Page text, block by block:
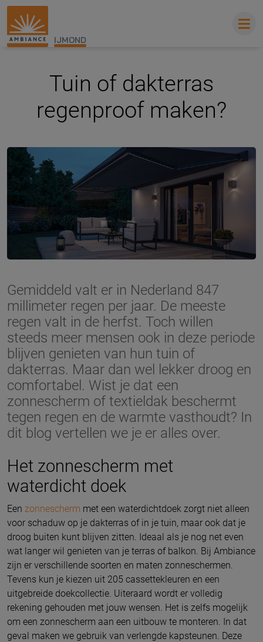
IJMOND
Tuin of dakterras
regenproof maken?
Gemiddeld valt er in Nederland 847
millimeter regen per jaar. De meeste
regen valt in de herfst. Toch willen
steeds meer mensen ook in deze periode
blijven genieten van hun tuin of
dakterras. Maar dan wel lekker droog en
comfortabel. Wist je dat een
zonnescherm of textieldak beschermt
tegen regen en de warmte vasthoudt? In
dit blog vertellen we je er alles over.
Het zonnescherm met
waterdicht doek
Een zonnescherm met een waterdichtdoek zorgt niet alleen
voor schaduw op je dakterras of in je tuin, maar ook dat je
droog buiten kunt blijven zitten. Ideaal als je nog net even
wat langer wil genieten van je terras of balkon. Bij Ambiance
zijn er verschillende soorten en maten zonneschermen.
Tevens kun je kiezen uit 205 cassettekleuren en een
uitgebreide doekcollectie. Uiteraard wordt er volledig
rekening gehouden met jouw wensen. Het is zelfs mogelijk
om een zonnescherm aan een uitbouw te monteren. In dat
geval maken we gebruik van verlengde kapsteunen. Deze